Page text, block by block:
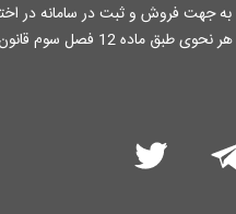
جهت فروش و ثبت در سامانه در
کارشناسان وب سایت قرار دهند . تمامی حقوق این وب سایت محفوظ می باشد و استفاده غیر مجاز از آثار